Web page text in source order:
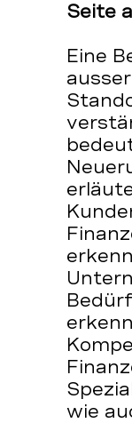
Seite
Eine
wie